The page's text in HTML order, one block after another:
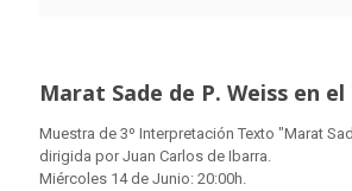
Marat Sade de P. Weiss en
Muestra de 3º Interpretación Texto "Marat
dirigida por Juan Carlos de Ibarra.
Miércoles 14 de Junio: 20:00h.